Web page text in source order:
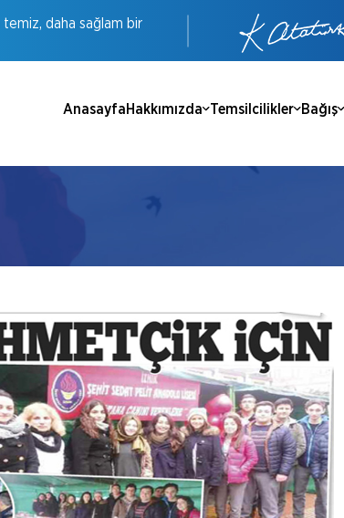
temiz, daha sağlam bir
AnasayfaHakkımızda Temsilcilikler Bağış